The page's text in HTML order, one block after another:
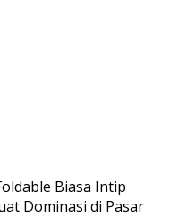
Biasa Intip
Dominasi di Pasar